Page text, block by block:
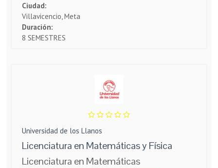
Ciudad:
Villavicencio, Meta
Duración:
8 SEMESTRES
Universidad de los Llanos
Licenciatura en Matemáticas y Física
Licenciatura en Matemáticas